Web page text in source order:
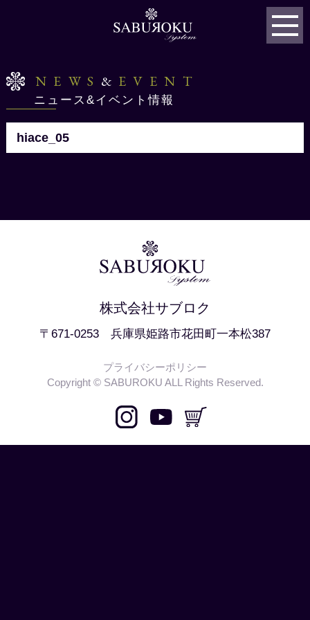
NEWS & EVENT
ニュース&イベント情報
hiace_05
株式会社サブロク
〒671-0253 兵庫県姫路市花田町一本松387
プライバシーポリシー
Copyright © SABUROKU ALL Rights Reserved.